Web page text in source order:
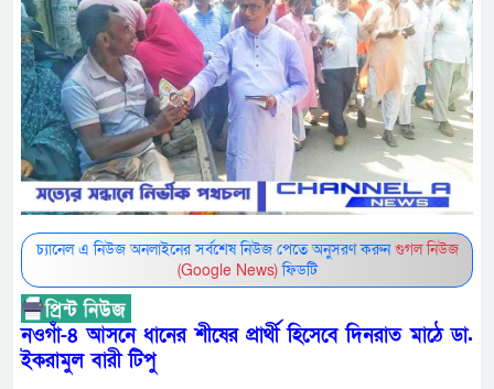
চ্যানেল এ নিউজ অনলাইনের সর্বশেষ নিউজ পেতে অনুসরণ করুনগুগল নিউজ
(Google News)ফিডটি
নওগাঁ-৪ আসনে ধানের শীষের প্রার্থী হিসেবে দিনরাত মাঠে ডা.
ইকরামুল বারী টিপু